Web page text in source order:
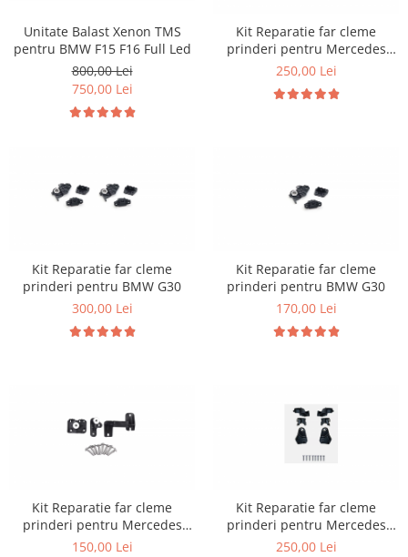
Unitate Balast Xenon TMS
pentru BMW F15 F16 Full Led
800,00 Lei
750,00 Lei
Kit Reparatie far cleme
prinderi pentru Mercedes
W177 W118
250,00 Lei
Kit Reparatie far cleme
prinderi pentru BMW G30
300,00 Lei
Kit Reparatie far cleme
prinderi pentru BMW G30
170,00 Lei
Kit Reparatie far cleme
prinderi pentru Mercedes
W177 W118
150,00 Lei
Kit Reparatie far cleme
prinderi pentru Mercedes
W213
250,00 Lei